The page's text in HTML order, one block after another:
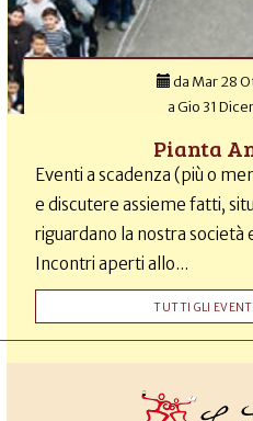
da Mar 28
aGio 31
Pianta
Eventi a scadenza (più o
e discutere assieme fatti,
riguardano la nostra società
Incontri aperti allo...
TUTTI GLI